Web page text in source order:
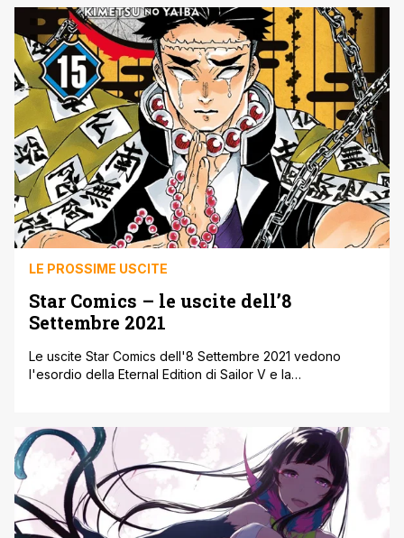
Academia The Movie Heroes:Rising, che avrà in allegato
con il libretto Heroes:Rising Vol. R. Di seguito tutti i [']
LE PROSSIME USCITE
Star Comics – le uscite dell’8
Settembre 2021
Le uscite Star Comics dell'8 Settembre 2021 vedono
l'esordio della Eternal Edition di Sailor V e la
Academia Illegals. A seguire tutte le uscite Star Comics in
arrivo in fumetteria, edicola e online Mercoledì 8
Settembre 2021; qui gli [']